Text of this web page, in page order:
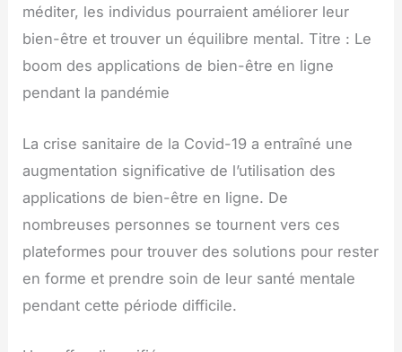
méditer, les individus pourraient améliorer leur
bien-être et trouver un équilibre mental. Titre : Le
boom des applications de bien-être en ligne
pendant la pandémie
La crise sanitaire de la Covid-19 a entraîné une
augmentation significative de l’utilisation des
applications de bien-être en ligne. De
nombreuses personnes se tournent vers ces
plateformes pour trouver des solutions pour rester
en forme et prendre soin de leur santé mentale
pendant cette période difficile.